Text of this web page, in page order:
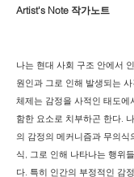
Artist's Note 작가노트
나는 현대 사회 구조 안에서
원인과 그로 인해 발생되는
체제는 감정을 사적인 태도에
함한 요소로 치부하곤 한다.
의 감정의 메커니즘과 무의
식, 그로 인해 나타나는 행위
다. 특히 인간의 부정적인 감